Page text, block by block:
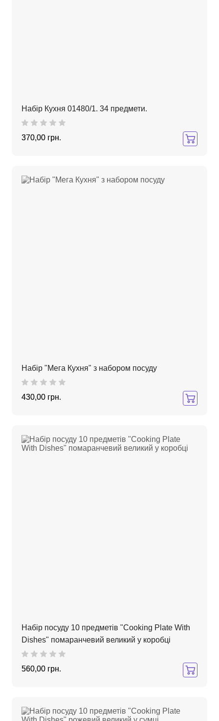
Набір Кухня 01480/1. 34 предмети.
370,00 грн.
Набір "Мега Кухня" з набором посуду
430,00 грн.
Набір посуду 10 предметів "Cooking Plate With
Dishes" помаранчевий великий у коробці
560,00 грн.